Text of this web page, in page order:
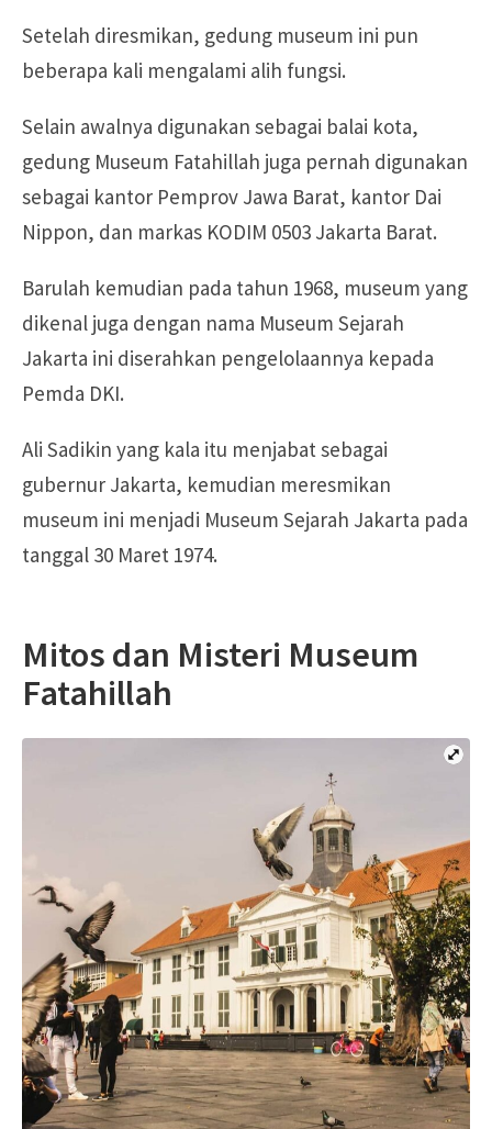
Setelah diresmikan, gedung museum ini pun
beberapa kali mengalami alih fungsi.
Selain awalnya digunakan sebagai balai kota,
gedung Museum Fatahillah juga pernah digunakan
sebagai kantor Pemprov Jawa Barat, kantor Dai
Nippon, dan markas KODIM 0503 Jakarta Barat.
Barulah kemudian pada tahun 1968, museum yang
dikenal juga dengan nama Museum Sejarah
Jakarta ini diserahkan pengelolaannya kepada
Pemda DKI.
Ali Sadikin yang kala itu menjabat sebagai
gubernur Jakarta, kemudian meresmikan
museum ini menjadi Museum Sejarah Jakarta pada
tanggal 30 Maret 1974.
Mitos dan Misteri Museum
Fatahillah